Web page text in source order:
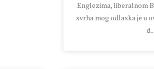
Englezima, liberalnom
svrha mog odlaska je u
d...